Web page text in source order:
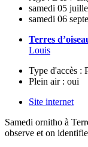
samedi 05
samedi 06
Terres
Louis
Type d'accès :
Plein air : oui
Site internet
Samedi ornitho à
observe et on